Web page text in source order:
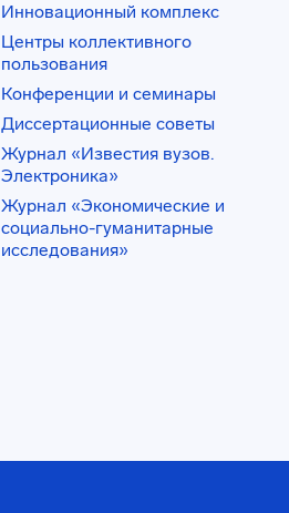
Инновационный комплекс
Центры коллективного
пользования
Конференции и семинары
Диссертационные советы
Журнал «Известия вузов.
Электроника»
Журнал «Экономические и
социально-гуманитарные
исследования»